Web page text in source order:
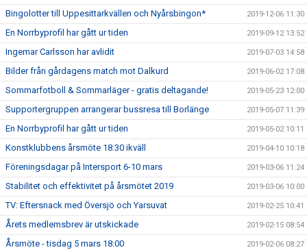
Bingolotter till Uppesittarkvällen och Nyårsbingon* 2019-12-06 11:30
En Norrbyprofil har gått ur tiden 2019-09-12 13:52
Ingemar Carlsson har avlidit 2019-07-03 14:58
Bilder från gårdagens match mot Dalkurd 2019-06-02 17:08
Sommarfotboll & Sommarläger - gratis deltagande! 2019-05-23 12:00
Supportergruppen arrangerar bussresa till Borlänge 2019-05-07 11:39
En Norrbyprofil har gått ur tiden 2019-05-02 10:11
Konstklubbens årsmöte 18:30 ikväll 2019-04-10 10:18
Föreningsdagar på Intersport 6-10 mars 2019-03-06 11:24
Stabilitet och effektivitet på årsmötet 2019 2019-03-06 10:00
TV: Eftersnack med Översjö och Yarsuvat 2019-02-25 10:41
Årets medlemsbrev är utskickade 2019-02-15 08:54
Årsmöte - tisdag 5 mars 18:00 2019-02-06 08:27